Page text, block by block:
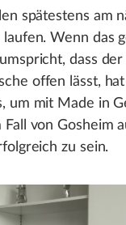
spätestens am
laufen. Wenn das
dass der
offen lässt,
um mit Made in
von Gosheim
zu sein.